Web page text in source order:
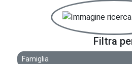
Filtra
Famiglia